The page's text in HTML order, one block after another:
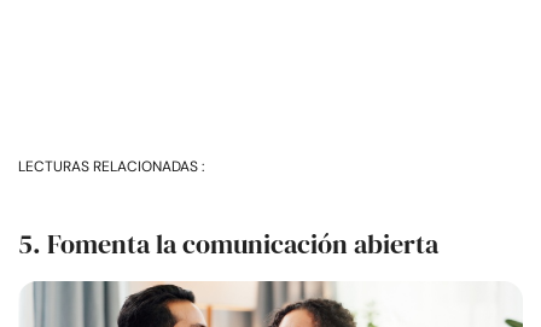
LECTURAS RELACIONADAS :
5. Fomenta la comunicación abierta